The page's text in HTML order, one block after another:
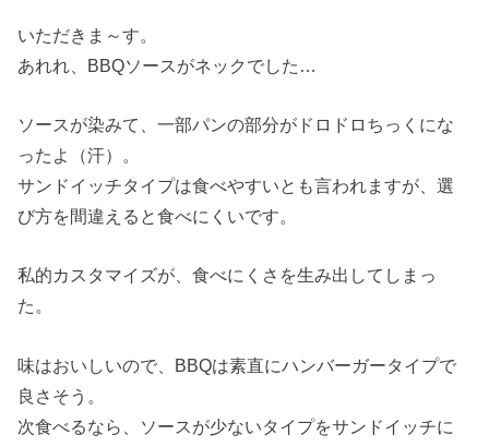
いただきま～す。
あれれ、BBQソースがネックでした…
ソースが染みて、一部パンの部分がドロドロちっくにな
ったよ（汗）。
サンドイッチタイプは食べやすいとも言われますが、選
び方を間違えると食べにくいです。
私的カスタマイズが、食べにくさを生み出してしまっ
た。
味はおいしいので、BBQは素直にハンバーガータイプで
良さそう。
次食べるなら、ソースが少ないタイプをサンドイッチに